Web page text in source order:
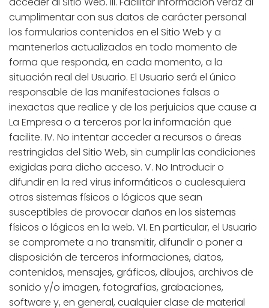
cumplimentar con sus datos de carácter personal
los formularios contenidos en el Sitio Web y a
mantenerlos actualizados en todo momento de
forma que responda, en cada momento, a la
situación real del Usuario. El Usuario será el único
responsable de las manifestaciones falsas o
inexactas que realice y de los perjuicios que cause a
La Empresa o a terceros por la información que
facilite. IV. No intentar acceder a recursos o áreas
restringidas del Sitio Web, sin cumplir las condiciones
exigidas para dicho acceso. V. No Introducir o
difundir en la red virus informáticos o cualesquiera
otros sistemas físicos o lógicos que sean
susceptibles de provocar daños en los sistemas
físicos o lógicos en la web. VI. En particular, el Usuario
se compromete a no transmitir, difundir o poner a
disposición de terceros informaciones, datos,
contenidos, mensajes, gráficos, dibujos, archivos de
sonido y/o imagen, fotografías, grabaciones,
software y, en general, cualquier clase de material